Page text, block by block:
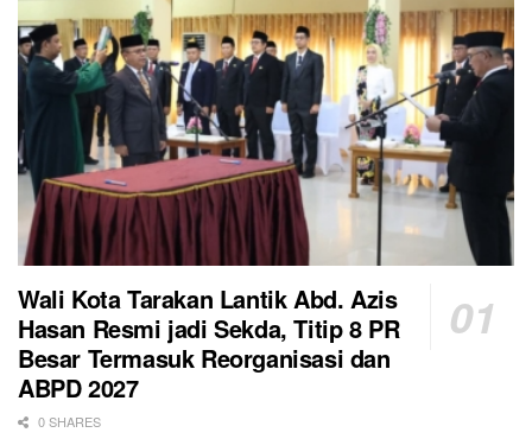
Wali Kota Tarakan Lantik Abd. Azis
Hasan Resmi jadi Sekda, Titip 8 PR
Besar Termasuk Reorganisasi dan
ABPD 2027
0 SHARES